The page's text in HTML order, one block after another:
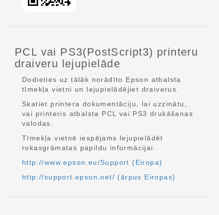
PCL vai PS3(PostScript3) printeru
draiveru lejupielāde
Dodieties uz tālāk norādīto Epson atbalsta
tīmekļa vietni un lejupielādējiet draiverus.
Skatiet printera dokumentāciju, lai uzzinātu,
vai printeris atbalsta PCL vai PS3 drukāšanas
valodas.
Tīmekļa vietnē iespējams lejupielādēt
rokasgrāmatas papildu informācijai.
http://www.epson.eu/Support (Eiropa)
http://support.epson.net/ (ārpus Eiropas)